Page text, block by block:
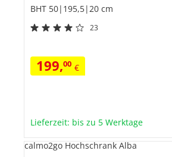
BHT 50|195,5|20 cm
23
199,00 €
Lieferzeit: bis zu 5 Werktage
calmo2go Hochschrank Alba